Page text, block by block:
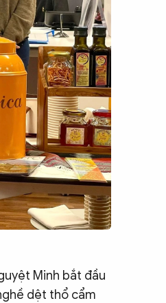
Minh bắt đầu
dệt thổ cẩm